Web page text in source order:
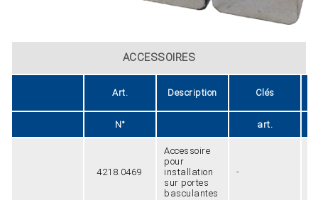
ACCESSOIRES
Art. Description Clés
N° art.
4218.0469
Accessoire
pour
installation
sur portes
basculantes
-